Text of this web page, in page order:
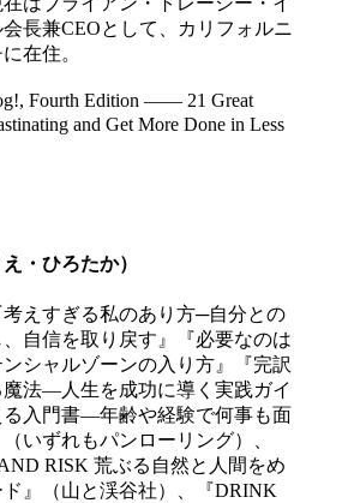
長兼CEOとして、カリフォルニ
在住。
Fourth Edition ―― 21 Great
and Get More Done in Less
・ひろたか）
えすぎる私のあり方─自分との
自信を取り戻す』『必要なのは
シャルゾーンの入り方』『完訳
法―人生を成功に導く実践ガイ
る入門書―年齢や経験で何事も面
いずれもパンローリング）、
RISK 荒ぶる自然と人間をめ
ド』（山と渓谷社）、『DRINK